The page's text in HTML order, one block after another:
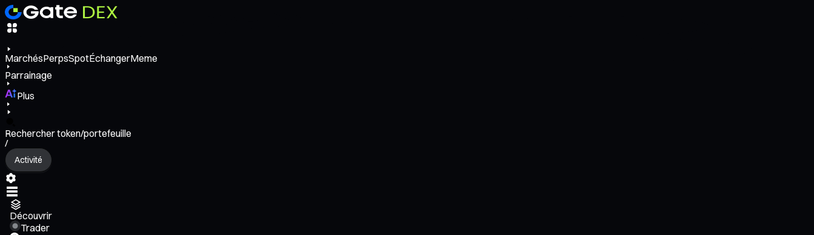
MarchésPerpsSpotÉchangerMeme
Parrainage
Plus
Rechercher token/portefeuille
/
Activité
Découvrir
Trader